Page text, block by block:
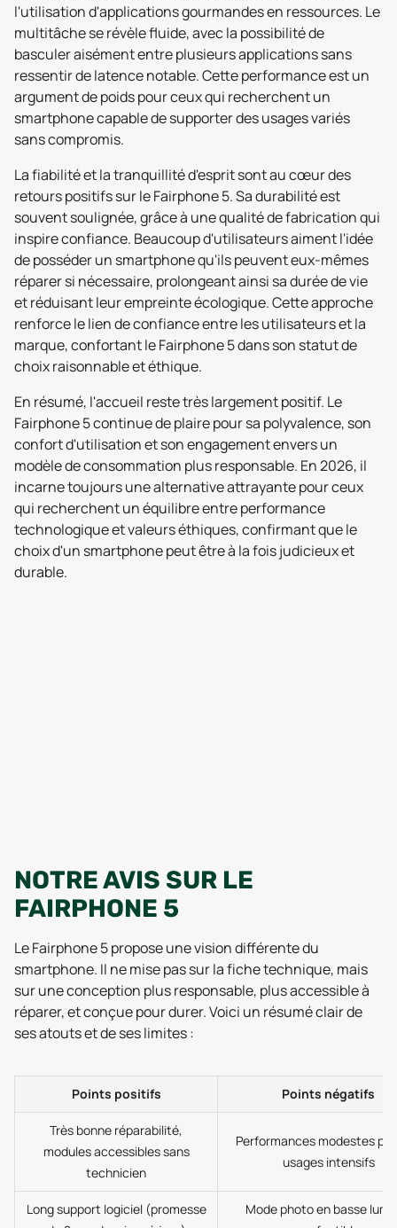
l'utilisation d'applications gourmandes en ressources. Le
multitâche se révèle fluide, avec la possibilité de
basculer aisément entre plusieurs applications sans
ressentir de latence notable. Cette performance est un
argument de poids pour ceux qui recherchent un
smartphone capable de supporter des usages variés
sans compromis.
La fiabilité et la tranquillité d'esprit sont au cœur des
retours positifs sur le Fairphone 5. Sa durabilité est
souvent soulignée, grâce à une qualité de fabrication qui
inspire confiance. Beaucoup d'utilisateurs aiment l'idée
de posséder un smartphone qu'ils peuvent eux-mêmes
réparer si nécessaire, prolongeant ainsi sa durée de vie
et réduisant leur empreinte écologique. Cette approche
renforce le lien de confiance entre les utilisateurs et la
marque, confortant le Fairphone 5 dans son statut de
choix raisonnable et éthique.
En résumé, l'accueil reste très largement positif. Le
Fairphone 5 continue de plaire pour sa polyvalence, son
confort d'utilisation et son engagement envers un
modèle de consommation plus responsable. En 2026, il
incarne toujours une alternative attrayante pour ceux
qui recherchent un équilibre entre performance
technologique et valeurs éthiques, confirmant que le
choix d'un smartphone peut être à la fois judicieux et
durable.
NOTRE AVIS SUR LE
FAIRPHONE 5
Le Fairphone 5 propose une vision différente du
smartphone. Il ne mise pas sur la fiche technique, mais
sur une conception plus responsable, plus accessible à
réparer, et conçue pour durer. Voici un résumé clair de
ses atouts et de ses limites :
Points positifs Points négatifs
Très bonne réparabilité,
modules accessibles sans
technicien
Performances modestes
usages intensifs
Long support logiciel (promesse
Mode photo en basse